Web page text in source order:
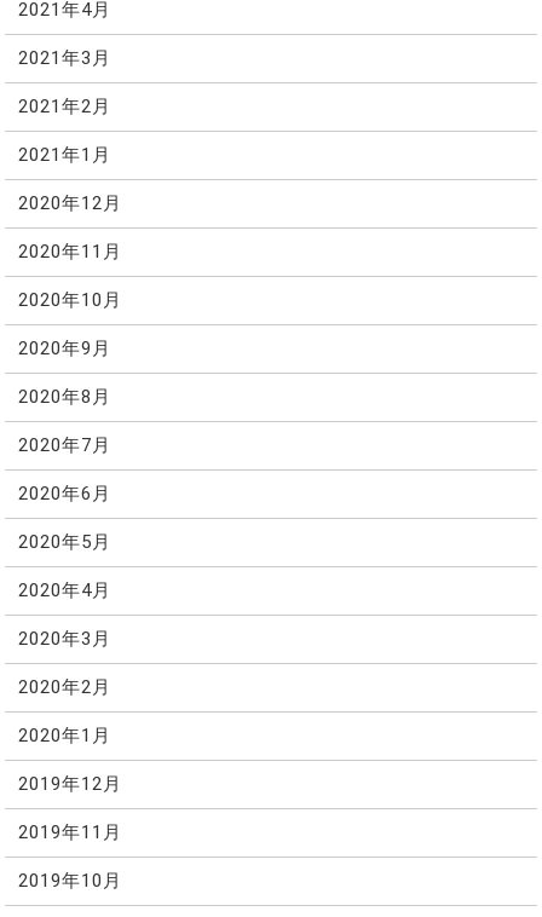
2021年4月
2021年3月
2021年2月
2021年1月
2020年12月
2020年11月
2020年10月
2020年9月
2020年8月
2020年7月
2020年6月
2020年5月
2020年4月
2020年3月
2020年2月
2020年1月
2019年12月
2019年11月
2019年10月